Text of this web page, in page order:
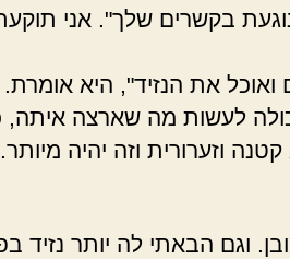
בקשרים שלך". אני
ואוכל את הנזיד", היא אומרת.
לעשות מה שארצה איתה,
וזערורית וזה יהיה מיותר.
וגם הבאתי לה יותר נזיד